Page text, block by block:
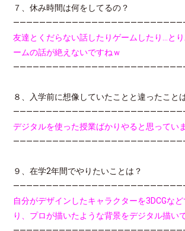
７、休み時間は何をしてるの？
友達とくだらない話したりゲームしたり…と
ームの話が絶えないですねｗ
８、入学前に想像していたことと違ったこと
デジタルを使った授業ばかりやると思ってい
９、在学2年間でやりたいことは？
自分がデザインしたキャラクターを3DCGな
り、プロが描いたような背景をデジタル描い